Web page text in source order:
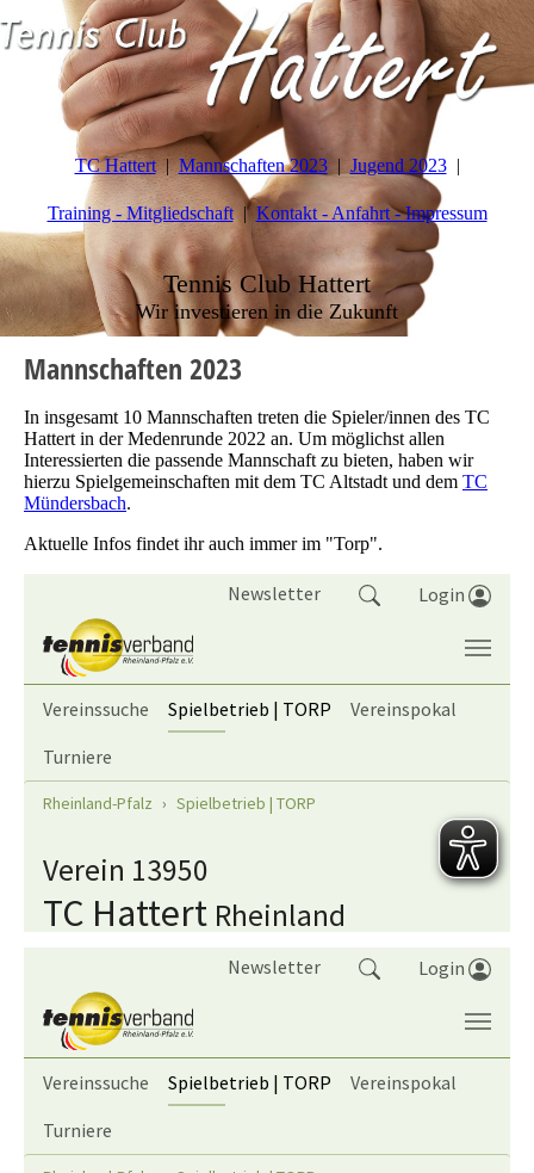
TC Hattert Mannschaften 2023 Jugend 2023
Training - Mitgliedschaft Kontakt - Anfahrt - Impressum
Tennis Club Hattert
Wir investieren in die Zukunft
Mannschaften 2023
In insgesamt 10 Mannschaften treten die Spieler/innen des TC
Hattert in der Medenrunde 2022 an. Um möglichst allen
Interessierten die passende Mannschaft zu bieten, haben wir
hierzu Spielgemeinschaften mit dem TC Altstadt und dem TC
Mündersbach.
Aktuelle Infos findet ihr auch immer im "Torp".